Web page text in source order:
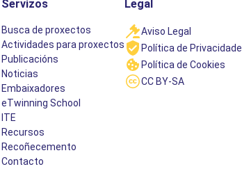
Servizos
Busca de proxectos
Actividades para proxectos
Publicacións
Noticias
Embaixadores
eTwinning School
ITE
Recursos
Recoñecemento
Contacto
Legal
Aviso Legal
Política de Privacidade
Política de Cookies
CC BY-SA